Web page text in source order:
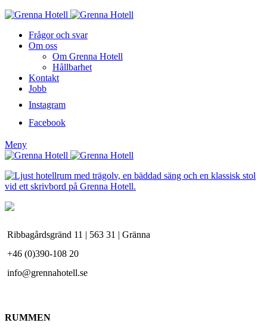
Frågor och svar
Om oss
Om Grenna Hotell
Hållbarhet
Kontakt
Jobb
Instagram
Facebook
Meny
Ribbagårdsgränd 11 | 563 31 | Gränna
+46 (0)390-108 20
info@grennahotell.se
RUMMEN